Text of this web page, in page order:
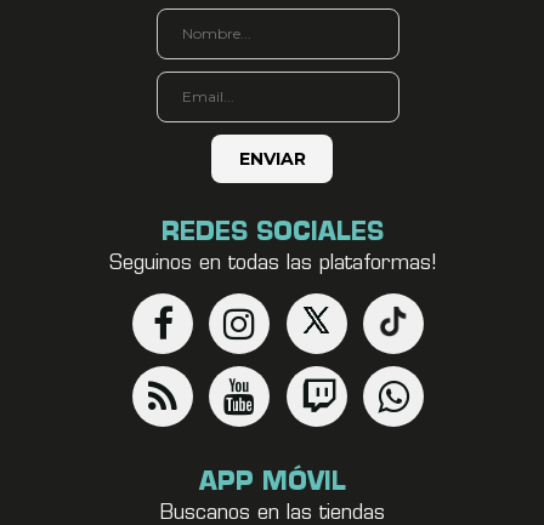
REDES SOCIALES
Seguinos en todas las plataformas!
APP MÓVIL
Buscanos en las tiendas